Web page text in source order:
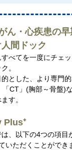
ん・心疾患の
間ドック
すべてを一度にチェ
。
とした、より専門的
「CT」(胸部～骨盤)
す。
Plus⁺
、以下の4つの項目
いただくことができ